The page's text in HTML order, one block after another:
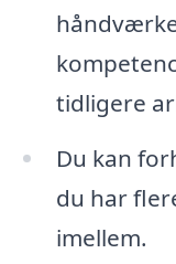
tidligere
Du kan
du har
imellem.